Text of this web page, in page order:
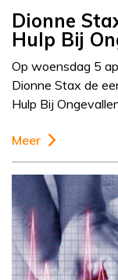
Dionne
Hulp Bij
Op woensdag 5
Dionne Stax de
Hulp Bij
Meer